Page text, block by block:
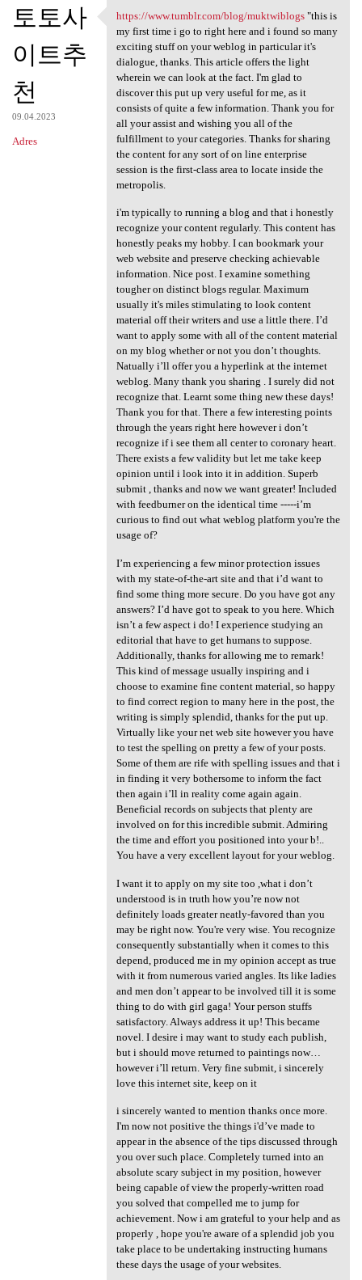
토토사
이트추
천
09.04.2023
Adres
https://www.tumblr.com/blog
https://www.tumblr.com/blog/muktwiblogs"this is
my first time i go to right here and i found so many
exciting stuff on your weblog in particular it's
dialogue, thanks. This article offers the light
wherein we can look at the fact. I'm glad to
discover this put up very useful for me, as it
consists of quite a few information. Thank you for
all your assist and wishing you all of the
fulfillment to your categories. Thanks for sharing
the content for any sort of on line enterprise
session is the first-class area to locate inside the
metropolis.
i'm typically to running a blog and that i honestly
recognize your content regularly. This content has
honestly peaks my hobby. I can bookmark your
web website and preserve checking achievable
information. Nice post. I examine something
tougher on distinct blogs regular. Maximum
usually it's miles stimulating to look content
material off their writers and use a little there. I’d
want to apply some with all of the content material
on my blog whether or not you don’t thoughts.
Natually i’ll offer you a hyperlink at the internet
weblog. Many thank you sharing . I surely did not
recognize that. Learnt some thing new these days!
Thank you for that. There a few interesting points
through the years right here however i don’t
recognize if i see them all center to coronary heart.
There exists a few validity but let me take keep
opinion until i look into it in addition. Superb
submit , thanks and now we want greater! Included
with feedburner on the identical time -----i’m
curious to find out what weblog platform you're the
usage of?
I’m experiencing a few minor protection issues
with my state-of-the-art site and that i’d want to
find some thing more secure. Do you have got any
answers? I’d have got to speak to you here. Which
isn’t a few aspect i do! I experience studying an
editorial that have to get humans to suppose.
Additionally, thanks for allowing me to remark!
This kind of message usually inspiring and i
choose to examine fine content material, so happy
to find correct region to many here in the post, the
writing is simply splendid, thanks for the put up.
Virtually like your net web site however you have
to test the spelling on pretty a few of your posts.
Some of them are rife with spelling issues and that i
in finding it very bothersome to inform the fact
then again i’ll in reality come again again.
Beneficial records on subjects that plenty are
involved on for this incredible submit. Admiring
the time and effort you positioned into your b!..
You have a very excellent layout for your weblog.
I want it to apply on my site too ,what i don’t
understood is in truth how you’re now not
definitely loads greater neatly-favored than you
may be right now. You're very wise. You recognize
consequently substantially when it comes to this
depend, produced me in my opinion accept as true
with it from numerous varied angles. Its like ladies
and men don’t appear to be involved till it is some
thing to do with girl gaga! Your person stuffs
satisfactory. Always address it up! This became
novel. I desire i may want to study each publish,
but i should move returned to paintings now…
however i’ll return. Very fine submit, i sincerely
love this internet site, keep on it
i sincerely wanted to mention thanks once more.
I'm now not positive the things i'd’ve made to
appear in the absence of the tips discussed through
you over such place. Completely turned into an
absolute scary subject in my position, however
being capable of view the properly-written road
you solved that compelled me to jump for
achievement. Now i am grateful to your help and as
properly , hope you're aware of a splendid job you
take place to be undertaking instructing humans
these days the usage of your websites.